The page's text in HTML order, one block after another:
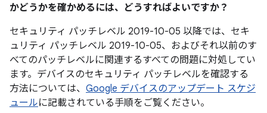
かどうかを確かめるには、どうすればよいですか？
セキュリティ パッチレベル 2019-10-05 以降では、セキ
ュリティ パッチレベル 2019-10-05、およびそれ以前のす
べてのパッチレベルに関連するすべての問題に対処してい
ます。デバイスのセキュリティ パッチレベルを確認する
方法については、 Google デバイスのアップデート スケジ
ュールに記載されている手順をご覧ください。